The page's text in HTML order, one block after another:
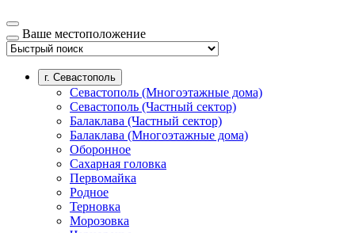
Ваше местоположение
г. Севастополь
Севастополь (Многоэтажные дома)
Севастополь (Частный сектор)
Балаклава (Частный сектор)
Балаклава (Многоэтажные дома)
Оборонное
Сахарная головка
Первомайка
Родное
Терновка
Морозовка